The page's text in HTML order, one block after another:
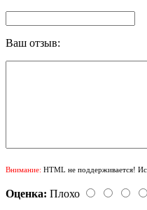
Ваш отзыв:
Внимание: HTML не поддерживается!
Оценка: Плохо